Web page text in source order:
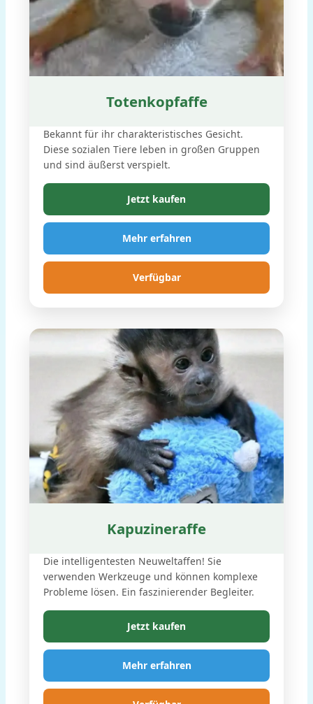
Totenkopfaffe
Bekannt für ihr charakteristisches Gesicht.
Diese sozialen Tiere leben in großen Gruppen
und sind äußerst verspielt.
Jetzt kaufen
Mehr erfahren
Verfügbar
Kapuzineraffe
Die intelligentesten Neuweltaffen! Sie
verwenden Werkzeuge und können komplexe
Probleme lösen. Ein faszinierender Begleiter.
Jetzt kaufen
Mehr erfahren